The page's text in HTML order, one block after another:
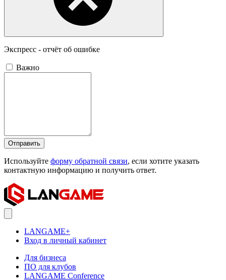
Экспресс - отчёт об ошибке
Важно
Отправить
Используйте форму обратной связи, если хотите указать
контактную информацию и получить ответ.
LANGAME+
Вход в личный кабинет
Для бизнеса
ПО для клубов
LANGAME Conference